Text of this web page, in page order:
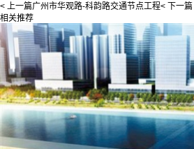
< 上一篇广州市华观路-科韵路交通节点工程< 下一篇
相关推荐